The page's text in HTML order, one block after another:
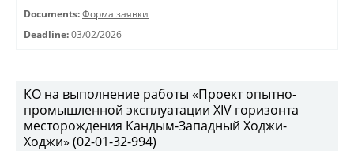
Documents: Форма заявки
Deadline: 03/02/2026
КО на выполнение работы «Проект опытно-
промышленной эксплуатации XIV горизонта
месторождения Кандым-Западный Ходжи-
Ходжи» (02-01-32-994)